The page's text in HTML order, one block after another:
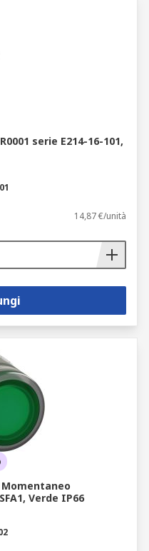
serie E214-16-101,
14,87 €/unità
Verde IP66